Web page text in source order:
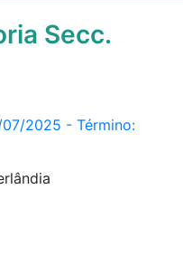
Secc.
2025 - Término: